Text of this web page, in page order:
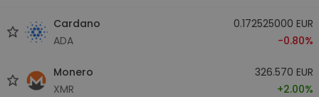
Cardano
ADA
0.172525000 EUR
-0.80%
Monero
XMR
326.570 EUR
+2.00%